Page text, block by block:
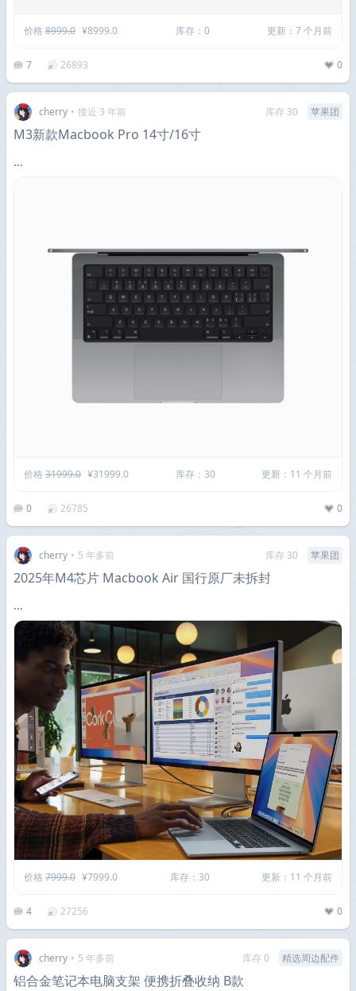
价格 8999.0 ¥8999.0 库存：0 更新：7 个月前
7 26893 0
cherry • 接近 3 年前 库存 30 苹果团
M3新款Macbook Pro 14寸/16寸
...
价格 31999.0 ¥31999.0 库存：30 更新：11 个月前
0 26785 0
cherry • 5 年多前 库存 30 苹果团
2025年M4芯片 Macbook Air 国行原厂未拆封
...
价格 7999.0 ¥7999.0 库存：30 更新：11 个月前
4 27256 0
cherry • 5 年多前 库存 0 精选周边配件
铝合金笔记本电脑支架 便携折叠收纳 B款